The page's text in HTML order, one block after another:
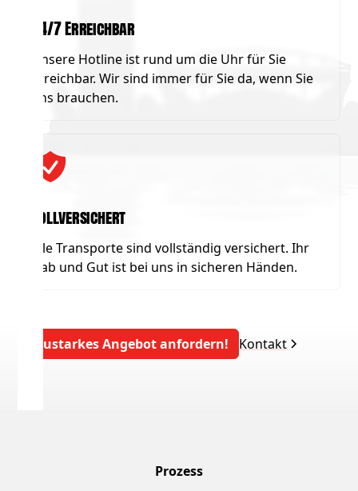
24/7 Erreichbar
Unsere Hotline ist rund um die Uhr für Sie
erreichbar. Wir sind immer für Sie da, wenn Sie
uns brauchen.
Vollversichert
Alle Transporte sind vollständig versichert. Ihr
Hab und Gut ist bei uns in sicheren Händen.
Saustarkes Angebot anfordern! Kontakt
Prozess